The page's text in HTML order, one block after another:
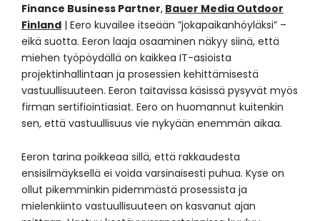
Finance Business Partner, Bauer Media Outdoor
Finland | Eero kuvailee itseään ”jokapaikanhöyläksi” –
eikä suotta. Eeron laaja osaaminen näkyy siinä, että
miehen työpöydällä on kaikkea IT-asioista
projektinhallintaan ja prosessien kehittämisestä
vastuullisuuteen. Eeron taitavissa käsissä pysyvät myös
firman sertifiointiasiat. Eero on huomannut kuitenkin
sen, että vastuullisuus vie nykyään enemmän aikaa.
Eeron tarina poikkeaa sillä, että rakkaudesta
ensisilmäyksellä ei voida varsinaisesti puhua. Kyse on
ollut pikemminkin pidemmästä prosessista ja
mielenkiinto vastuullisuuteen on kasvanut ajan